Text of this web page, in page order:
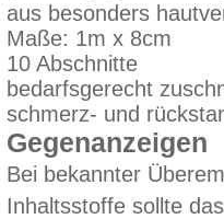
aus besonders
Maße: 1m x 8cm
10 Abschnitte
bedarfsgerecht
schmerz- und
Gegenanzeigen
Bei bekannter
Inhaltsstoffe sollte